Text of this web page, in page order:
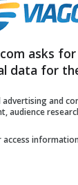
Punta
l’alba. Un
asks
data for
advertising and
audience